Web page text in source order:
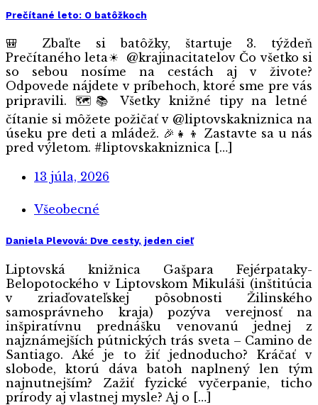
Prečítané leto: O batôžkoch
🎒 Zbaľte si batôžky, štartuje 3. týždeň
Prečítaného leta☀ ️ @krajinacitatelov Čo všetko si
so sebou nosíme na cestách aj v živote?
Odpovede nájdete v príbehoch, ktoré sme pre vás
pripravili. 🗺️📚 Všetky knižné tipy na letné
čítanie si môžete požičať v @liptovskakniznica na
úseku pre deti a mládež. 🎉👧👦 Zastavte sa u nás
pred výletom. #liptovskakniznica […]
13 júla, 2026
Všeobecné
Daniela Plevová: Dve cesty, jeden cieľ
Liptovská knižnica Gašpara Fejérpataky-
Belopotockého v Liptovskom Mikuláši (inštitúcia
v zriaďovateľskej pôsobnosti Žilinského
samosprávneho kraja) pozýva verejnosť na
inšpiratívnu prednášku venovanú jednej z
najznámejších pútnických trás sveta – Camino de
Santiago. Aké je to žiť jednoducho? Kráčať v
slobode, ktorú dáva batoh naplnený len tým
najnutnejším? Zažiť fyzické vyčerpanie, ticho
prírody aj vlastnej mysle? Aj o […]